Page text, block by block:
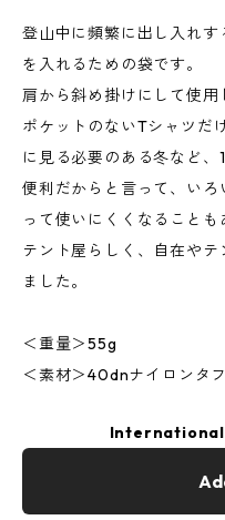
登山中に頻繁に出し入れ
を入れるための袋です。
肩から斜め掛けにして使用
ポケットのないTシャツだ
に見る必要のある冬など、
便利だからと言って、い
って使いにくくなることも
テント屋らしく、自在や
ました。
＜重量＞55g
＜素材＞40dnナイロンタ